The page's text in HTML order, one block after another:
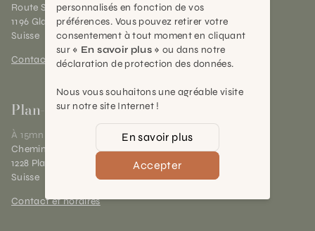
Route Suisse 40
1196 Gland (VD)
Suisse
Contact et horaires
Plan-les-Ouates
À 15mn du centre de Genève
Chemin des Charrotons 25
1228 Plan-les-Ouates (GE)
Suisse
Contact et horaires
personnalisés en fonction de vos
préférences. Vous pouvez retirer votre
consentement à tout moment en cliquant
sur « En savoir plus » ou dans notre
déclaration de protection des données.
Nous vous souhaitons une agréable visite
sur notre site Internet !
En savoir plus
Accepter